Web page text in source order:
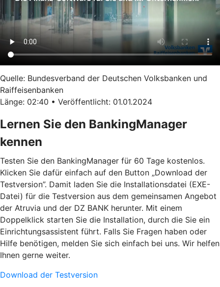
Quelle: Bundesverband der Deutschen Volksbanken und
Raiffeisenbanken
Länge: 02:40 • Veröffentlicht: 01.01.2024
Lernen Sie den BankingManager
kennen
Testen Sie den BankingManager für 60 Tage kostenlos.
Klicken Sie dafür einfach auf den Button „Download der
Testversion”. Damit laden Sie die Installationsdatei (EXE-
Datei) für die Testversion aus dem gemeinsamen Angebot
der Atruvia und der DZ BANK herunter. Mit einem
Doppelklick starten Sie die Installation, durch die Sie ein
Einrichtungsassistent führt. Falls Sie Fragen haben oder
Hilfe benötigen, melden Sie sich einfach bei uns. Wir helfen
Ihnen gerne weiter.
Download der Testversion